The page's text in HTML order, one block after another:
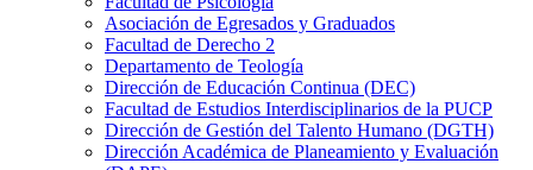
Asociación de Egresados y Graduados
Facultad de Derecho 2
Departamento de Teología
Dirección de Educación Continua (DEC)
Facultad de Estudios Interdisciplinarios de la PUCP
Dirección de Gestión del Talento Humano (DGTH)
Dirección Académica de Planeamiento y Evaluación